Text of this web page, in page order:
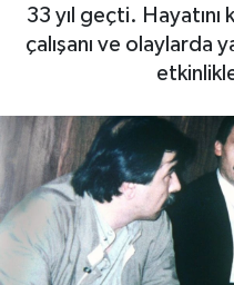
33 yıl geçti. Hayatını
çalışanı ve olaylarda